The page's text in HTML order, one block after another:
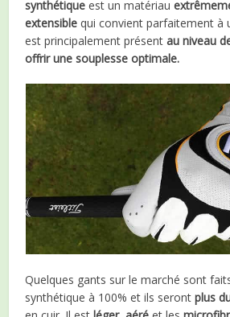
synthétique est un matériau
extensible qui convient parfaitement à
est principalement présentau niveau
offrir une souplesse optimale.
Quelques gants sur le marché sont
synthétique à 100% et ils serontplus